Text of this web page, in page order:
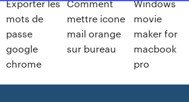
Exporter les
mots de
passe
google
chrome
Comment
mettre icone
mail orange
sur bureau
Windows
movie
maker for
macbook
pro